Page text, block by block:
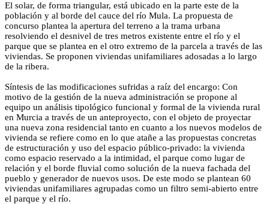
El solar, de forma triangular, está ubicado en la parte este de la
población y al borde del cauce del río Mula. La propuesta de
concurso plantea la apertura del terreno a la trama urbana
resolviendo el desnivel de tres metros existente entre el río y el
parque que se plantea en el otro extremo de la parcela a través de las
viviendas. Se proponen viviendas unifamiliares adosadas a lo largo
de la ribera.
Síntesis de las modificaciones sufridas a raíz del encargo: Con
motivo de la gestión de la nueva administración se propone al
equipo un análisis tipológico funcional y formal de la vivienda rural
en Murcia a través de un anteproyecto, con el objeto de proyectar
una nueva zona residencial tanto en cuanto a los nuevos modelos de
vivienda se refiere como en lo que atañe a las propuestas concretas
de estructuración y uso del espacio público-privado: la vivienda
como espacio reservado a la intimidad, el parque como lugar de
relación y el borde fluvial como solución de la nueva fachada del
pueblo y generador de nuevos usos. De este modo se plantean 60
viviendas unifamiliares agrupadas como un filtro semi-abierto entre
el parque y el río.